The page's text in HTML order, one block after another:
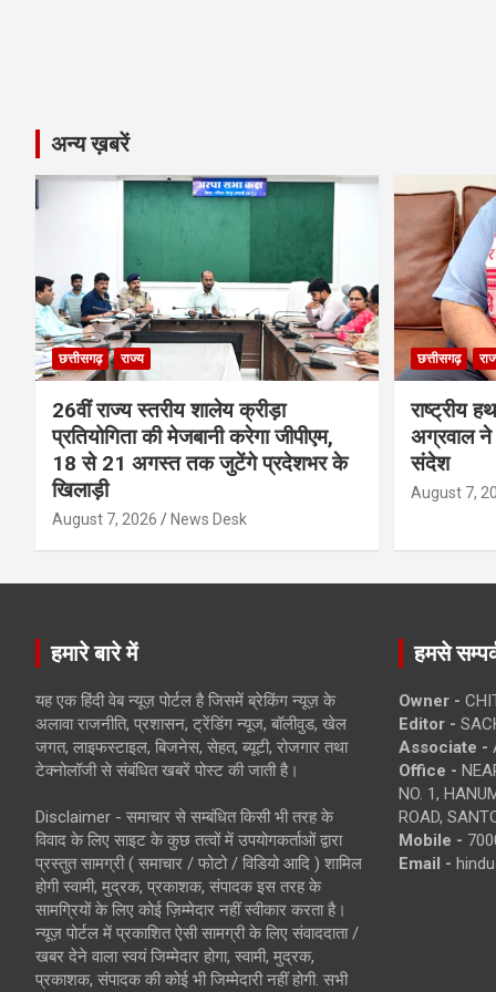
अन्य ख़बरें
छत्तीसगढ़ राज्य
26वीं राज्य स्तरीय शालेय क्रीड़ा
प्रतियोगिता की मेजबानी करेगा जीपीएम,
18 से 21 अगस्त तक जुटेंगे प्रदेशभर के
खिलाड़ी
August 7, 2026 News Desk
छत्तीसगढ़
राष्ट्रीय
अग्रवाल ने
संदेश
August 7,
हमारे बारे में
यह एक हिंदी वेब न्यूज़ पोर्टल है जिसमें ब्रेकिंग न्यूज़ के
अलावा राजनीति, प्रशासन, ट्रेंडिंग न्यूज, बॉलीवुड, खेल
जगत, लाइफस्टाइल, बिजनेस, सेहत, ब्यूटी, रोजगार तथा
टेक्नोलॉजी से संबंधित खबरें पोस्ट की जाती है।
Disclaimer - समाचार से सम्बंधित किसी भी तरह के
विवाद के लिए साइट के कुछ तत्वों में उपयोगकर्ताओं द्वारा
प्रस्तुत सामग्री ( समाचार / फोटो / विडियो आदि ) शामिल
होगी स्वामी, मुद्रक, प्रकाशक, संपादक इस तरह के
सामग्रियों के लिए कोई ज़िम्मेदार नहीं स्वीकार करता है।
न्यूज़ पोर्टल में प्रकाशित ऐसी सामग्री के लिए संवाददाता /
खबर देने वाला स्वयं जिम्मेदार होगा, स्वामी, मुद्रक,
प्रकाशक, संपादक की कोई भी जिम्मेदारी नहीं होगी. सभी
हमसे
Owner -
Editor -
Associate -
Office -
NO. 1,
ROAD,
Mobile -
Email -